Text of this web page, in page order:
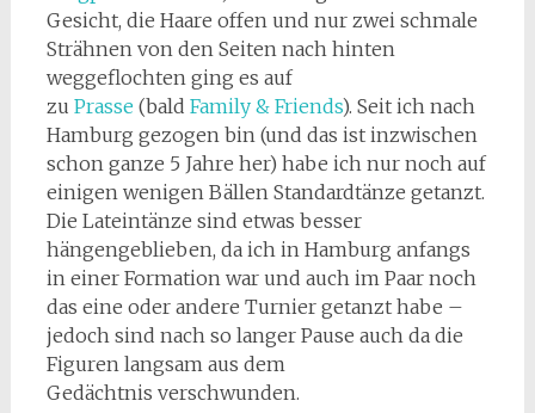
Gesicht, die Haare offen und nur zwei schmale
Strähnen von den Seiten nach hinten
weggeflochten ging es auf
zu Prasse (bald Family & Friends). Seit ich nach
Hamburg gezogen bin (und das ist inzwischen
schon ganze 5 Jahre her) habe ich nur noch auf
einigen wenigen Bällen Standardtänze getanzt.
Die Lateintänze sind etwas besser
hängengeblieben, da ich in Hamburg anfangs
in einer Formation war und auch im Paar noch
das eine oder andere Turnier getanzt habe –
jedoch sind nach so langer Pause auch da die
Figuren langsam aus dem
Gedächtnis verschwunden.